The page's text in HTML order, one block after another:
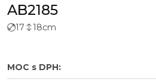
AB2185
17 18cm
MOC s DPH: